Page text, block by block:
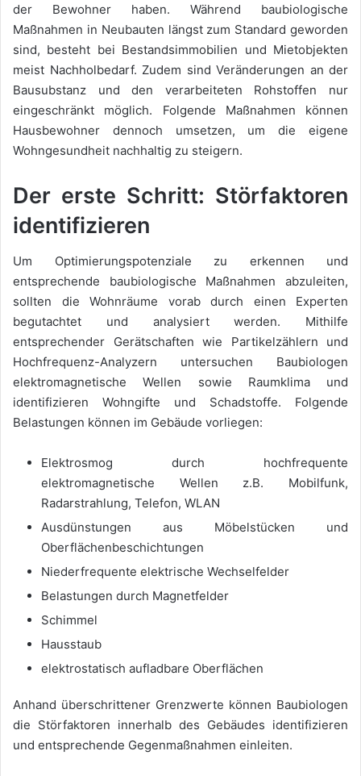
der Bewohner haben. Während baubiologische
Maßnahmen in Neubauten längst zum Standard geworden
sind, besteht bei Bestandsimmobilien und Mietobjekten
meist Nachholbedarf. Zudem sind Veränderungen an der
Bausubstanz und den verarbeiteten Rohstoffen nur
eingeschränkt möglich. Folgende Maßnahmen können
Hausbewohner dennoch umsetzen, um die eigene
Wohngesundheit nachhaltig zu steigern.
Der erste Schritt: Störfaktoren
identifizieren
Um Optimierungspotenziale zu erkennen und
entsprechende baubiologische Maßnahmen abzuleiten,
sollten die Wohnräume vorab durch einen Experten
begutachtet und analysiert werden. Mithilfe
entsprechender Gerätschaften wie Partikelzählern und
Hochfrequenz-Analyzern untersuchen Baubiologen
elektromagnetische Wellen sowie Raumklima und
identifizieren Wohngifte und Schadstoffe. Folgende
Belastungen können im Gebäude vorliegen:
Elektrosmog durch hochfrequente
elektromagnetische Wellen z.B. Mobilfunk,
Radarstrahlung, Telefon, WLAN
Ausdünstungen aus Möbelstücken und
Oberflächenbeschichtungen
Niederfrequente elektrische Wechselfelder
Belastungen durch Magnetfelder
Schimmel
Hausstaub
elektrostatisch aufladbare Oberflächen
Anhand überschrittener Grenzwerte können Baubiologen
die Störfaktoren innerhalb des Gebäudes identifizieren
und entsprechende Gegenmaßnahmen einleiten.